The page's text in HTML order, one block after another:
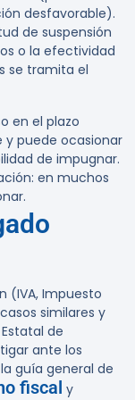
desfavorable).
de suspensión
o la efectividad
se tramita el
en el plazo
y puede ocasionar
de impugnar.
en muchos
(IVA, Impuesto
similares y
de
ante los
guía general de
fiscal y